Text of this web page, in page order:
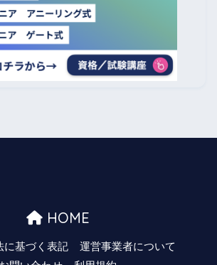
HOME
に基づく表記
運営事業者について